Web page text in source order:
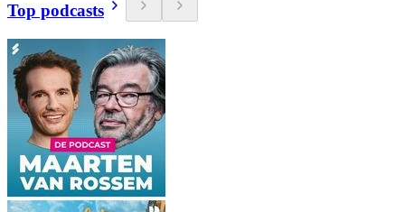
Top podcasts